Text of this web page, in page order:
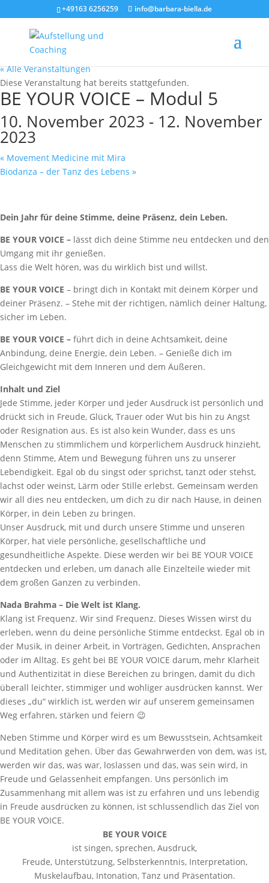
+49163 6256259 info@barbara-biella.de
« Alle Veranstaltungen
Diese Veranstaltung hat bereits stattgefunden.
BE YOUR VOICE – Modul 5
10. November 2023 - 12. November
2023
« Movement Medicine mit Mira
Biodanza – der Tanz des Lebens »
Dein Jahr für deine Stimme, deine Präsenz, dein Leben.
BE YOUR VOICE – lässt dich deine Stimme neu entdecken und den
Umgang mit ihr genießen.
Lass die Welt hören, was du wirklich bist und willst.
BE YOUR VOICE – bringt dich in Kontakt mit deinem Körper und
deiner Präsenz. – Stehe mit der richtigen, nämlich deiner Haltung,
sicher im Leben.
BE YOUR VOICE – führt dich in deine Achtsamkeit, deine
Anbindung, deine Energie, dein Leben. – Genieße dich im
Gleichgewicht mit dem Inneren und dem Äußeren.
Inhalt und Ziel
Jede Stimme, jeder Körper und jeder Ausdruck ist persönlich und
drückt sich in Freude, Glück, Trauer oder Wut bis hin zu Angst
oder Resignation aus. Es ist also kein Wunder, dass es uns
Menschen zu stimmlichem und körperlichem Ausdruck hinzieht,
denn Stimme, Atem und Bewegung führen uns zu unserer
Lebendigkeit. Egal ob du singst oder sprichst, tanzt oder stehst,
lachst oder weinst, Lärm oder Stille erlebst. Gemeinsam werden
wir all dies neu entdecken, um dich zu dir nach Hause, in deinen
Körper, in dein Leben zu bringen.
Unser Ausdruck, mit und durch unsere Stimme und unseren
Körper, hat viele persönliche, gesellschaftliche und
gesundheitliche Aspekte. Diese werden wir bei BE YOUR VOICE
entdecken und erleben, um danach alle Einzelteile wieder mit
dem großen Ganzen zu verbinden.
Nada Brahma – Die Welt ist Klang.
Klang ist Frequenz. Wir sind Frequenz. Dieses Wissen wirst du
erleben, wenn du deine persönliche Stimme entdeckst. Egal ob in
der Musik, in deiner Arbeit, in Vorträgen, Gedichten, Ansprachen
oder im Alltag. Es geht bei BE YOUR VOICE darum, mehr Klarheit
und Authentizität in diese Bereichen zu bringen, damit du dich
überall leichter, stimmiger und wohliger ausdrücken kannst. Wer
dieses „du“ wirklich ist, werden wir auf unserem gemeinsamen
Weg erfahren, stärken und feiern 😉
Neben Stimme und Körper wird es um Bewusstsein, Achtsamkeit
und Meditation gehen. Über das Gewahrwerden von dem, was ist,
werden wir das, was war, loslassen und das, was sein wird, in
Freude und Gelassenheit empfangen. Uns persönlich im
Zusammenhang mit allem was ist zu erfahren und uns lebendig
in Freude ausdrücken zu können, ist schlussendlich das Ziel von
BE YOUR VOICE.
BE YOUR VOICE
ist singen, sprechen, Ausdruck,
Freude, Unterstützung, Selbsterkenntnis, Interpretation,
Muskelaufbau, Intonation, Tanz und Präsentation.